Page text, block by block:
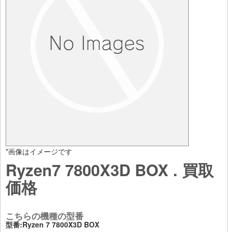
*画像はイメージです
Ryzen7 7800X3D BOX . 買取
価格
こちらの機種の型番
型番:Ryzen 7 7800X3D BOX